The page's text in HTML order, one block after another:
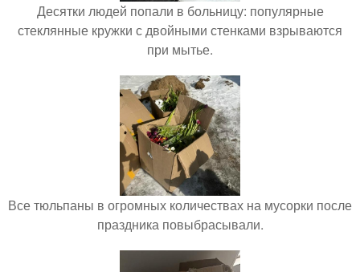
Десятки людей попали в больницу: популярные
стеклянные кружки с двойными стенками взрываются
при мытье.
Все тюльпаны в огромных количествах на мусорки после
праздника повыбрасывали.